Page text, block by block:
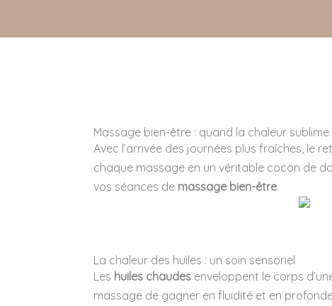
Massage bien-être : quand la chaleur sublime
Avec l’arrivée des journées plus fraîches, le
chaque massage en un véritable cocon de
vos séances de massage bien-être.
La chaleur des huiles : un soin sensoriel
Les huiles chaudes enveloppent le corps
massage de gagner en fluidité et en